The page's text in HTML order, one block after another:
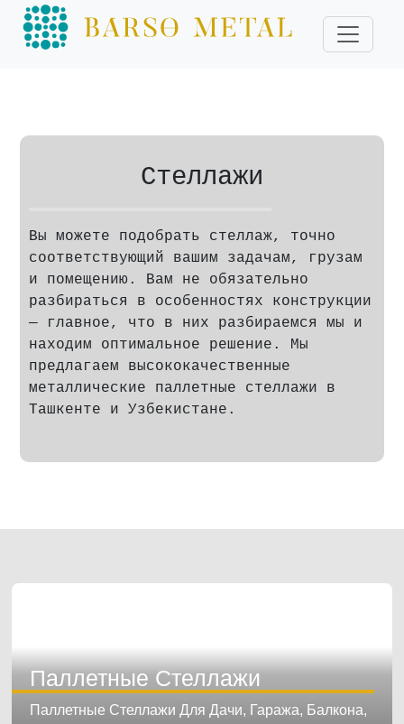
Стеллажи
Вы можете подобрать стеллаж, точно
соответствующий вашим задачам, грузам
и помещению. Вам не обязательно
разбираться в особенностях конструкции
— главное, что в них разбираемся мы и
находим оптимальное решение. Мы
предлагаем высококачественные
металлические паллетные стеллажи в
Ташкенте и Узбекистане.
Паллетные Стеллажи
Паллетные Стеллажи Для Дачи, Гаража, Балкона,